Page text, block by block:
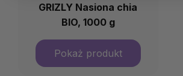
GRIZLY Nasiona chia
BIO, 1000 g